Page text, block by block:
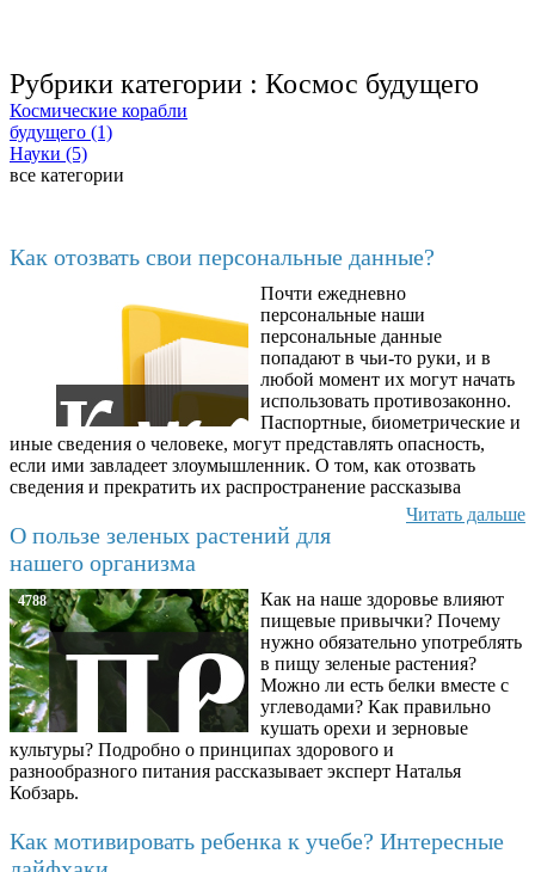
Рубрики категории : Космос будущего
Космические корабли
будущего (1)
Науки (5)
все категории
Как отозвать свои персональные данные?
Почти ежедневно
персональные наши
персональные данные
попадают в чьи-то руки, и в
любой момент их могут начать
использовать противозаконно.
Паспортные, биометрические и
иные сведения о человеке, могут представлять опасность,
если ими завладеет злоумышленник. О том, как отозвать
сведения и прекратить их распространение рассказыва
Читать дальше
О пользе зеленых растений для
нашего организма
4788
Как на наше здоровье влияют
пищевые привычки? Почему
нужно обязательно употреблять
в пищу зеленые растения?
Можно ли есть белки вместе с
углеводами? Как правильно
кушать орехи и зерновые
культуры? Подробно о принципах здорового и
разнообразного питания рассказывает эксперт Наталья
Кобзарь.
Как мотивировать ребенка к учебе? Интересные